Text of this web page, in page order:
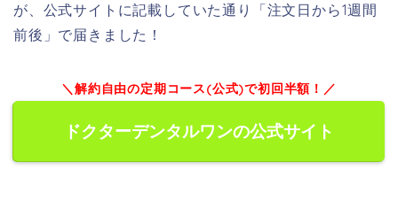
が、公式サイトに記載していた通り「注文日から1週間
前後」で届きました！
＼解約自由の定期コース(公式)で初回半額！／
ドクターデンタルワンの公式サイト